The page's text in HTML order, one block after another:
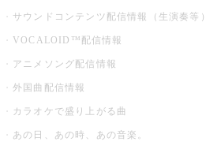
サウンドコンテンツ配信情報（生演奏等）
VOCALOID™配信情報
アニメソング配信情報
外国曲配信情報
カラオケで盛り上がる曲
あの日、あの時、あの音楽。